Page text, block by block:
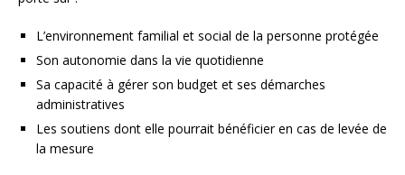
L’environnement familial et social de la personne protégée
Son autonomie dans la vie quotidienne
Sa capacité à gérer son budget et ses démarches
administratives
Les soutiens dont elle pourrait bénéficier en cas de levée de
la mesure